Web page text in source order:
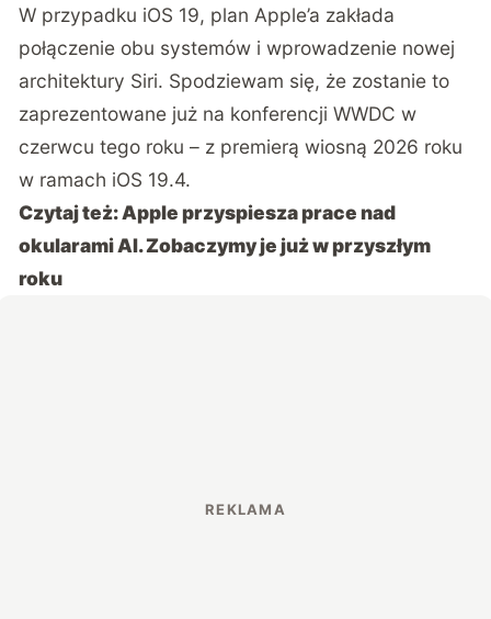
W przypadku iOS 19, plan Apple’a zakłada
połączenie obu systemów i wprowadzenie nowej
architektury Siri. Spodziewam się, że zostanie to
zaprezentowane już na konferencji WWDC w
czerwcu tego roku – z premierą wiosną 2026 roku
w ramach iOS 19.4.
Czytaj też:Apple przyspiesza prace nad
okularami AI. Zobaczymy je już w przyszłym
roku